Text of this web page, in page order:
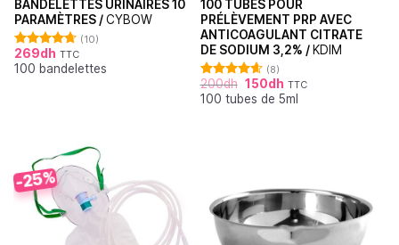
BANDELETTES URINAIRES 10
PARAMÈTRES /CYBOW
Note4.70
sur 5
(10)
269dh TTC
100 bandelettes
100 TUBES POUR
PRÉLÈVEMENT PRP AVEC
ANTICOAGULANT CITRATE
DE SODIUM 3,2% / KDIM
Note4.63
sur 5
(8)
200dh 150dh TTC
100 tubes de 5ml
-25%